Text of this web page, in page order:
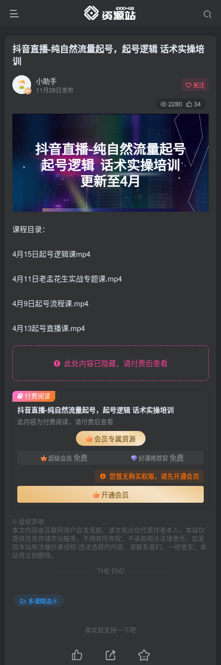
抖音直播-纯自然流量起号，起号逻辑 话术实操培
训
小助手
11月28日发布
关注
2280 34
课程目录：
4月15日起号逻辑课mp4
4月11日老孟花生实战专题课.mp4
4月9日起号流程课.mp4
4月13起号直播课.mp4
此处内容已隐藏，请付费后查看
抖音直播-纯自然流量起号，起号逻辑 话术实操培训
此内容为付费阅读，请付费后查看
会员专属资源
超级会员 免费 好课推荐官 免费
您暂无购买权限，请先开通会员
开通会员
付费阅读
© 版权声明
本文内容由互联网用户自发贡献，该文观点仅代表作者本人。本站仅
提供信息存储空间服务，不拥有所有权，不承担相关法律责任。如发
现本站有涉嫌抄袭侵权/违法违规的内容，请联系我们，一经查实，本
站将立刻删除。
THE END
多课精选④
喜欢就支持一下吧